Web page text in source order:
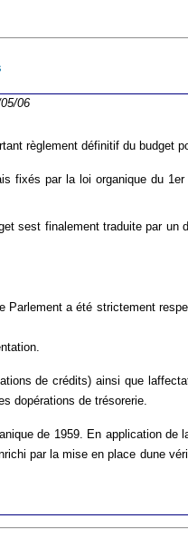
06
règlement définitif du budget
fixés par la loi organique du
sest finalement traduite par un
Parlement a été strictement
de crédits) ainsi que
de trésorerie.
de 1959. En application de
par la mise en place dune